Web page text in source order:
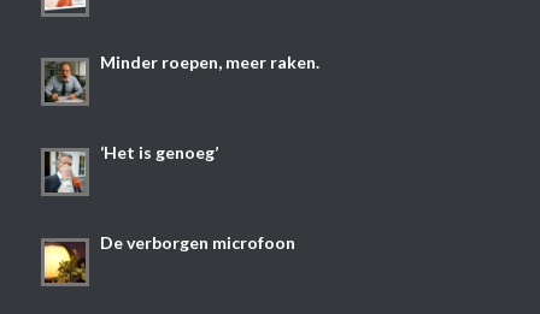
Minder roepen, meer raken.
‘Het is genoeg’
De verborgen microfoon